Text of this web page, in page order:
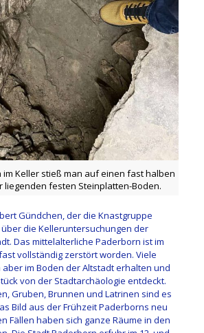
im Keller stieß man auf einen fast halben
liegenden festen Steinplatten-Boden.
Gündchen, der die Knastgruppe
die Kelleruntersuchungen der
Das mittelalterliche Paderborn ist im
vollständig zerstört worden. Viele
im Boden der Altstadt erhalten und
von der Stadtarchäologie entdeckt.
Gruben, Brunnen und Latrinen sind es
Bild aus der Frühzeit Paderborns neu
Fällen haben sich ganze Räume in den